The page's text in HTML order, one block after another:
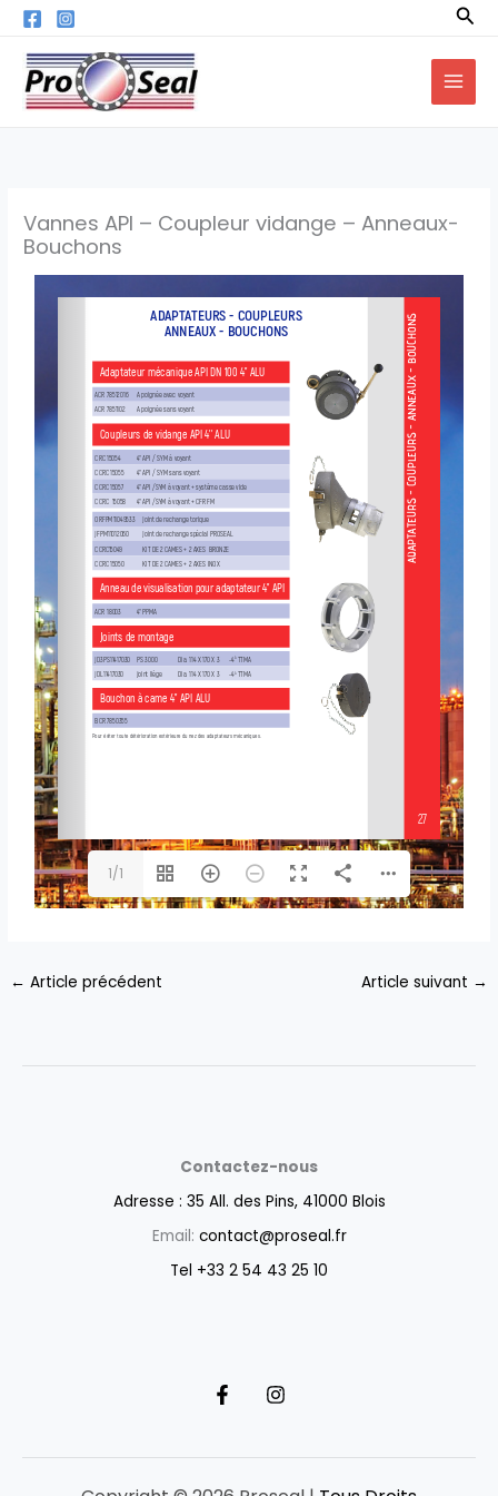
Aller
contenu
Vannes API – Coupleur vidange – Anneaux-
Bouchons
1/1
← Article précédent Article suivant →
Contactez-nous
Adresse : 35 All. des Pins, 41000 Blois
Email: contact@proseal.fr
Tel +33 2 54 43 25 10